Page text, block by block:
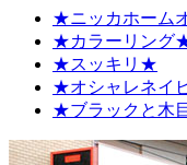
★ニッカホーム
★カラーリング
★スッキリ★
★オシャレネイ
★ブラックと木